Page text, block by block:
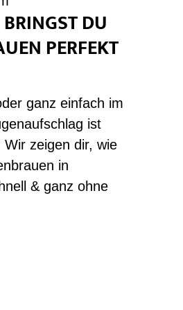
DU
PERFEKT
ganz einfach im
ist
zeigen dir, wie
in
& ganz ohne